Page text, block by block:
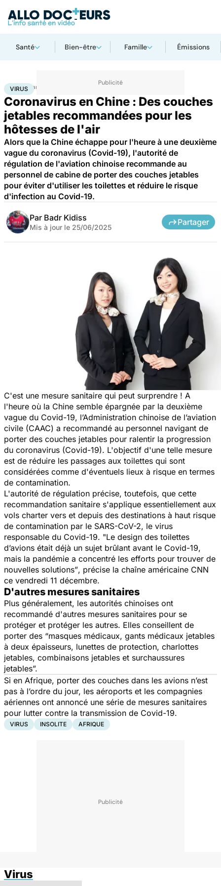
Santé Bien-être Famille Émissions
Accueil Santé
VIRUS
Coronavirus en Chine : Des couches
jetables recommandées pour les
hôtesses de l'air
Alors que la Chine échappe pour l'heure à une deuxième
vague du coronavirus (Covid-19), l'autorité de
régulation de l'aviation chinoise recommande au
personnel de cabine de porter des couches jetables
pour éviter d'utiliser les toilettes et réduire le risque
d'infection au Covid-19.
Par Badr Kidiss
Mis à jour le 25/06/2025
Partager
C'est une mesure sanitaire qui peut surprendre ! A
l'heure où la Chine semble épargnée par la deuxième
vague du Covid-19, l’Administration chinoise de l’aviation
civile (CAAC) a recommandé au personnel navigant de
porter des couches jetables pour ralentir la progression
du coronavirus (Covid-19). L'objectif d'une telle mesure
est de réduire les passages aux toilettes qui sont
considérées comme d'éventuels lieux à risque en termes
de contamination.
L'autorité de régulation précise, toutefois, que cette
recommandation sanitaire s'applique essentiellement aux
vols charter vers et depuis des destinations à haut risque
de contamination par le SARS-CoV-2, le virus
responsable du Covid-19. "Le design des toilettes
d’avions était déjà un sujet brûlant avant le Covid-19,
mais la pandémie a concentré les efforts pour trouver de
nouvelles solutions”, précise la chaîne américaine CNN
ce vendredi 11 décembre.
D'autres mesures sanitaires
Plus généralement, les autorités chinoises ont
recommandé d'autres mesures sanitaires pour se
protéger et protéger les autres. Elles conseillent de
porter des “masques médicaux, gants médicaux jetables
à deux épaisseurs, lunettes de protection, charlottes
jetables, combinaisons jetables et surchaussures
jetables”.
Si en Afrique, porter des couches dans les avions n’est
pas à l’ordre du jour, les aéroports et les compagnies
aériennes ont annoncé une série de mesures sanitaires
pour lutter contre la transmission de Covid-19.
VIRUS INSOLITE AFRIQUE
Virus